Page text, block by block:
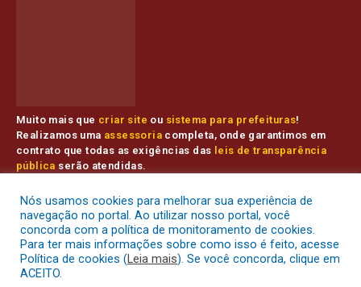
Muito mais que criar site ou sistema para prefeituras!
Realizamos uma assessoria completa, onde garantimos em
contrato que todas as exigências das leis de transparência
pública serão atendidas.
Todos os direitos reservados aPrefeitura Municipal de Muaná.
Nós usamos cookies para melhorar sua experiência de
navegação no portal. Ao utilizar nosso portal, você
concorda com a política de monitoramento de cookies.
Para ter mais informações sobre como isso é feito, acesse
Política de cookies (Leia mais). Se você concorda, clique em
ACEITO.